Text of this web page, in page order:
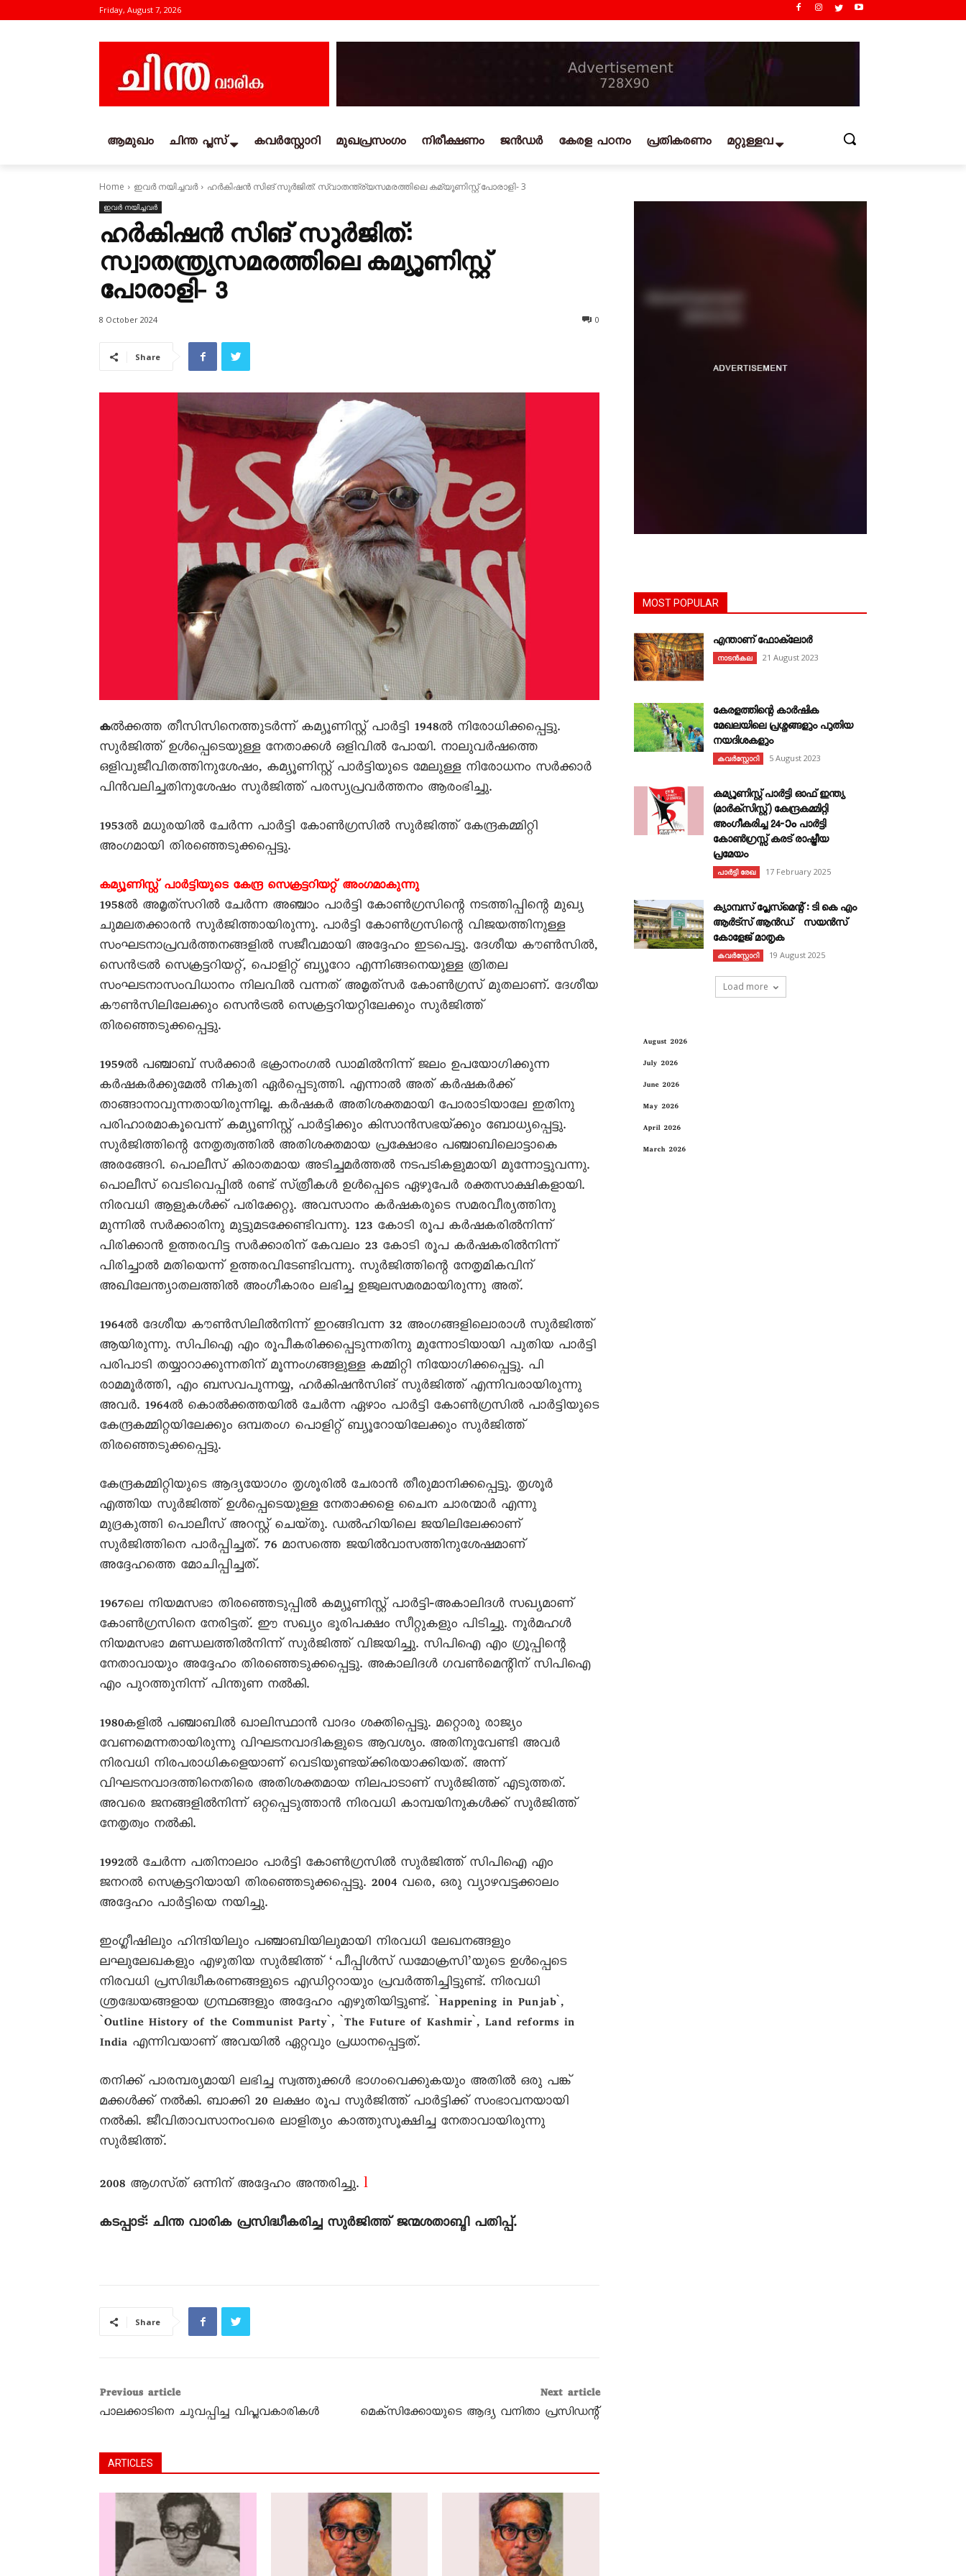
Friday, August 7, 2026
ആമുഖം ചിന്ത പ്ലസ് കവര്‍സ്റ്റോറി മുഖപ്രസംഗം നിരീക്ഷണം ജൻഡർ കേരള പഠനം പ്രതികരണം മറ്റുള്ളവ
Home ഇവർ നയിച്ചവർ ഹർകിഷൻ സിങ്‌ സുർജിത്‌: സ്വാതന്ത്ര്യസമരത്തിലെ കമ്യൂണിസ്റ്റ്‌ പോരാളി‐ 3
ഇവർ നയിച്ചവർ
ഹർകിഷൻ സിങ്‌ സുർജിത്‌:
സ്വാതന്ത്ര്യസമരത്തിലെ കമ്യൂണിസ്റ്റ്‌
പോരാളി‐ 3
8 October 2024 0
Share
കൽക്കത്ത തീസിസിനെത്തുടർന്ന്‌ കമ്യൂണിസ്റ്റ്‌ പാർട്ടി 1948ൽ നിരോധിക്കപ്പെട്ടു.
സുർജിത്ത്‌ ഉൾപ്പെടെയുള്ള നേതാക്കൾ ഒളിവിൽ പോയി. നാലുവർഷത്തെ
ഒളിവുജീവിതത്തിനുശേഷം, കമ്യൂണിസ്റ്റ്‌ പാർട്ടിയുടെ മേലുള്ള നിരോധനം സർക്കാർ
പിൻവലിച്ചതിനുശേഷം സുർജിത്ത്‌ പരസ്യപ്രവർത്തനം ആരംഭിച്ചു.
1953ൽ മധുരയിൽ ചേർന്ന പാർട്ടി കോൺഗ്രസിൽ സുർജിത്ത്‌ കേന്ദ്രകമ്മിറ്റി
അംഗമായി തിരഞ്ഞെടുക്കപ്പെട്ടു.
കമ്യൂണിസ്റ്റ്‌ പാർട്ടിയുടെ കേന്ദ്ര സെക്രട്ടറിയറ്റ്‌ അംഗമാകുന്നു
1958ൽ അമൃത്‌സറിൽ ചേർന്ന അഞ്ചാം പാർട്ടി കോൺഗ്രസിന്റെ നടത്തിപ്പിന്റെ മുഖ്യ
ചുമലതക്കാരൻ സുർജിത്തായിരുന്നു. പാർട്ടി കോൺഗ്രസിന്റെ വിജയത്തിനുള്ള
സംഘടനാപ്രവർത്തനങ്ങളിൽ സജീവമായി അദ്ദേഹം ഇടപെട്ടു. ദേശീയ കൗൺസിൽ,
സെൻട്രൽ സെക്രട്ടറിയറ്റ്‌, പൊളിറ്റ്‌ ബ്യൂറോ എന്നിങ്ങനെയുള്ള ത്രിതല
സംഘടനാസംവിധാനം നിലവിൽ വന്നത്‌ അമൃത്‌സർ കോൺഗ്രസ്‌ മുതലാണ്‌. ദേശീയ
കൗൺസിലിലേക്കും സെൻട്രൽ സെക്രട്ടറിയറ്റിലേക്കും സുർജിത്ത്‌
തിരഞ്ഞെടുക്കപ്പെട്ടു.
1959ൽ പഞ്ചാബ്‌ സർക്കാർ ഭക്രാനംഗൽ ഡാമിൽനിന്ന്‌ ജലം ഉപയോഗിക്കുന്ന
കർഷകർക്കുമേൽ നികുതി ഏർപ്പെടുത്തി. എന്നാൽ അത്‌ കർഷകർക്ക്‌
താങ്ങാനാവുന്നതായിരുന്നില്ല. കർഷകർ അതിശക്തമായി പോരാടിയാലേ ഇതിനു
പരിഹാരമാകൂവെന്ന്‌ കമ്യൂണിസ്റ്റ്‌ പാർട്ടിക്കും കിസാൻസഭയ്‌ക്കും ബോധ്യപ്പെട്ടു.
സുർജിത്തിന്റെ നേതൃത്വത്തിൽ അതിശക്തമായ പ്രക്ഷോഭം പഞ്ചാബിലൊട്ടാകെ
അരങ്ങേറി. പൊലീസ്‌ കിരാതമായ അടിച്ചമർത്തൽ നടപടികളുമായി മുന്നോട്ടുവന്നു.
പൊലീസ്‌ വെടിവെപ്പിൽ രണ്ട്‌ സ്‌ത്രീകൾ ഉൾപ്പെടെ ഏഴുപേർ രക്തസാക്ഷികളായി.
നിരവധി ആളുകൾക്ക്‌ പരിക്കേറ്റു. അവസാനം കർഷകരുടെ സമരവീര്യത്തിനു
മുന്നിൽ സർക്കാരിനു മുട്ടുമടക്കേണ്ടിവന്നു. 123 കോടി രൂപ കർഷകരിൽനിന്ന്‌
പിരിക്കാൻ ഉത്തരവിട്ട സർക്കാരിന്‌ കേവലം 23 കോടി രൂപ കർഷകരിൽനിന്ന്‌
പിരിച്ചാൽ മതിയെന്ന്‌ ഉത്തരവിടേണ്ടിവന്നു. സുർജിത്തിന്റെ നേതൃമികവിന്‌
അഖിലേന്ത്യാതലത്തിൽ അംഗീകാരം ലഭിച്ച ഉജ്വലസമരമായിരുന്നു അത്‌.
1964ൽ ദേശീയ കൗൺസിലിൽനിന്ന്‌ ഇറങ്ങിവന്ന 32 അംഗങ്ങളിലൊരാൾ സുർജിത്ത്‌
ആയിരുന്നു. സിപിഐ എം രൂപീകരിക്കപ്പെടുന്നതിനു മുന്നോടിയായി പുതിയ പാർട്ടി
പരിപാടി തയ്യാറാക്കുന്നതിന്‌ മൂന്നംഗങ്ങളുള്ള കമ്മിറ്റി നിയോഗിക്കപ്പെട്ടു. പി
രാമമൂർത്തി, എം ബസവപുന്നയ്യ, ഹർകിഷൻസിങ്‌ സുർജിത്ത്‌ എന്നിവരായിരുന്നു
അവർ. 1964ൽ കൊൽക്കത്തയിൽ ചേർന്ന ഏഴാം പാർട്ടി കോൺഗ്രസിൽ പാർട്ടിയുടെ
കേന്ദ്രകമ്മിറ്റയിലേക്കും ഒമ്പതംഗ പൊളിറ്റ്‌ ബ്യൂറോയിലേക്കും സുർജിത്ത്‌
തിരഞ്ഞെടുക്കപ്പെട്ടു.
കേന്ദ്രകമ്മിറ്റിയുടെ ആദ്യയോഗം തൃശൂരിൽ ചേരാൻ തീരുമാനിക്കപ്പെട്ടു. തൃശൂർ
എത്തിയ സുർജിത്ത്‌ ഉൾപ്പെടെയുള്ള നേതാക്കളെ ചൈന ചാരന്മാർ എന്നു
മുദ്രകുത്തി പൊലീസ്‌ അറസ്റ്റ്‌ ചെയ്‌തു. ഡൽഹിയിലെ ജയിലിലേക്കാണ്‌
സുർജിത്തിനെ പാർപ്പിച്ചത്‌. 76 മാസത്തെ ജയിൽവാസത്തിനുശേഷമാണ്‌
അദ്ദേഹത്തെ മോചിപ്പിച്ചത്‌.
1967ലെ നിയമസഭാ തിരഞ്ഞെടുപ്പിൽ കമ്യൂണിസ്റ്റ്‌ പാർട്ടി‐അകാലിദൾ സഖ്യമാണ്‌
കോൺഗ്രസിനെ നേരിട്ടത്‌. ഈ സഖ്യം ഭൂരിപക്ഷം സീറ്റുകളും പിടിച്ചു. നൂർമഹൾ
നിയമസഭാ മണ്ഡലത്തിൽനിന്ന്‌ സുർജിത്ത്‌ വിജയിച്ചു. സിപിഐ എം ഗ്രൂപ്പിന്റെ
നേതാവായും അദ്ദേഹം തിരഞ്ഞെടുക്കപ്പെട്ടു. അകാലിദൾ ഗവൺമെന്റിന്‌ സിപിഐ
എം പുറത്തുനിന്ന്‌ പിന്തുണ നൽകി.
1980കളിൽ പഞ്ചാബിൽ ഖാലിസ്ഥാൻ വാദം ശക്തിപ്പെട്ടു. മറ്റൊരു രാജ്യം
വേണമെന്നതായിരുന്നു വിഘടനവാദികളുടെ ആവശ്യം. അതിനുവേണ്ടി അവർ
നിരവധി നിരപരാധികളെയാണ്‌ വെടിയുണ്ടയ്‌ക്കിരയാക്കിയത്‌. അന്ന്‌
വിഘടനവാദത്തിനെതിരെ അതിശക്തമായ നിലപാടാണ്‌ സുർജിത്ത്‌ എടുത്തത്‌.
അവരെ ജനങ്ങളിൽനിന്ന്‌ ഒറ്റപ്പെടുത്താൻ നിരവധി കാമ്പയിനുകൾക്ക്‌ സുർജിത്ത്‌
നേതൃത്വം നൽകി.
1992ൽ ചേർന്ന പതിനാലാം പാർട്ടി കോൺഗ്രസിൽ സുർജിത്ത്‌ സിപിഐ എം
ജനറൽ സെക്രട്ടറിയായി തിരഞ്ഞെടുക്കപ്പെട്ടു. 2004 വരെ, ഒരു വ്യാഴവട്ടക്കാലം
അദ്ദേഹം പാർട്ടിയെ നയിച്ചു.
ഇംഗ്ലീഷിലും ഹിന്ദിയിലും പഞ്ചാബിയിലുമായി നിരവധി ലേഖനങ്ങളും
ലഘുലേഖകളും എഴുതിയ സുർജിത്ത്‌ ‘പീപ്പിൾസ്‌ ഡമോക്രസി’യുടെ ഉൾപ്പെടെ
നിരവധി പ്രസിദ്ധീകരണങ്ങളുടെ എഡിറ്ററായും പ്രവർത്തിച്ചിട്ടുണ്ട്‌. നിരവധി
ശ്രദ്ധേയങ്ങളായ ഗ്രന്ഥങ്ങളും അദ്ദേഹം എഴുതിയിട്ടുണ്ട്‌. `Happening in Punjab`,
`Outline History of the Communist Party`, `The Future of Kashmir`, Land reforms in
India എന്നിവയാണ്‌ അവയിൽ ഏറ്റവും പ്രധാനപ്പെട്ടത്‌.
തനിക്ക്‌ പാരമ്പര്യമായി ലഭിച്ച സ്വത്തുക്കൾ ഭാഗംവെക്കുകയും അതിൽ ഒരു പങ്ക്‌
മക്കൾക്ക്‌ നൽകി. ബാക്കി 20 ലക്ഷം രൂപ സുർജിത്ത്‌ പാർട്ടിക്ക്‌ സംഭാവനയായി
നൽകി. ജീവിതാവസാനംവരെ ലാളിത്യം കാത്തുസൂക്ഷിച്ച നേതാവായിരുന്നു
സുർജിത്ത്‌.
2008 ആഗസ്‌ത്‌ ഒന്നിന്‌ അദ്ദേഹം അന്തരിച്ചു. l
കടപ്പാട്‌: ചിന്ത വാരിക പ്രസിദ്ധീകരിച്ച സുർജിത്ത്‌ ജന്മശതാബ്ദി പതിപ്പ്‌.
Share
Previous article
പാലക്കാടിനെ ചുവപ്പിച്ച വിപ്ലവകാരികൾ
Next article
മെക്‌സിക്കോയുടെ ആദ്യ വനിതാ പ്രസിഡന്റ്‌
ARTICLES
MOST POPULAR
എന്താണ്‌ ഫോക്‌ലോർ
നാടൻകല 21 August 2023
കേരളത്തിന്റെ കാർഷിക
മേഖലയിലെ പ്രശ്നങ്ങളും പുതിയ
നയദിശകളും
കവര്‍സ്റ്റോറി 5 August 2023
കമ്യൂണിസ്റ്റ് പാർട്ടി ഓഫ് ഇന്ത്യ
(മാർക്സിസ്റ്റ്) കേന്ദ്രകമ്മിറ്റി
അംഗീകരിച്ച 24‐ാം പാർട്ടി
കോൺഗ്രസ്സ് കരട് രാഷ്ട്രീയ
പ്രമേയം
പാർട്ടി രേഖ 17 February 2025
ക്യാമ്പസ് പ്ലേസ്മെന്റ് : ടി കെ എം
ആർട്സ് ആൻഡ് സയൻസ്
കോളേജ് മാതൃക
കവര്‍സ്റ്റോറി 19 August 2025
Load more
August 2026
July 2026
June 2026
May 2026
April 2026
March 2026